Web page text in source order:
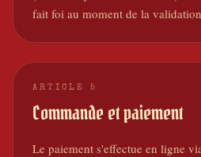
fait foi au moment de la
ARTICLE 5
Commande et paiement
Le paiement s'effectue en ligne